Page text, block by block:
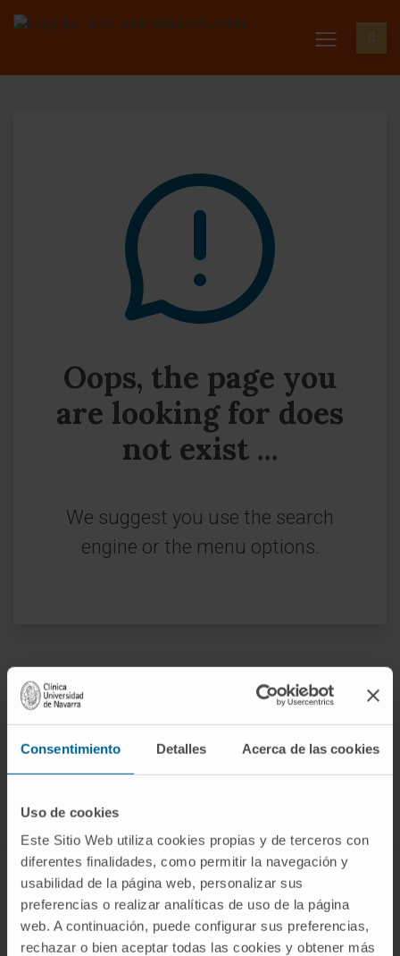
Consentimiento Detalles Acerca de las cookies
Uso de cookies
Este Sitio Web utiliza cookies propias y de terceros con
diferentes finalidades, como permitir la navegación y
usabilidad de la página web, personalizar sus
preferencias o realizar analíticas de uso de la página
web. A continuación, puede configurar sus preferencias,
rechazar o bien aceptar todas las cookies y obtener más
Oops, the page you
are looking for does
not exist ...
We suggest you use the search
engine or the menu options.
ABOUT CIMA
Who we are
Research Center of the Clinica